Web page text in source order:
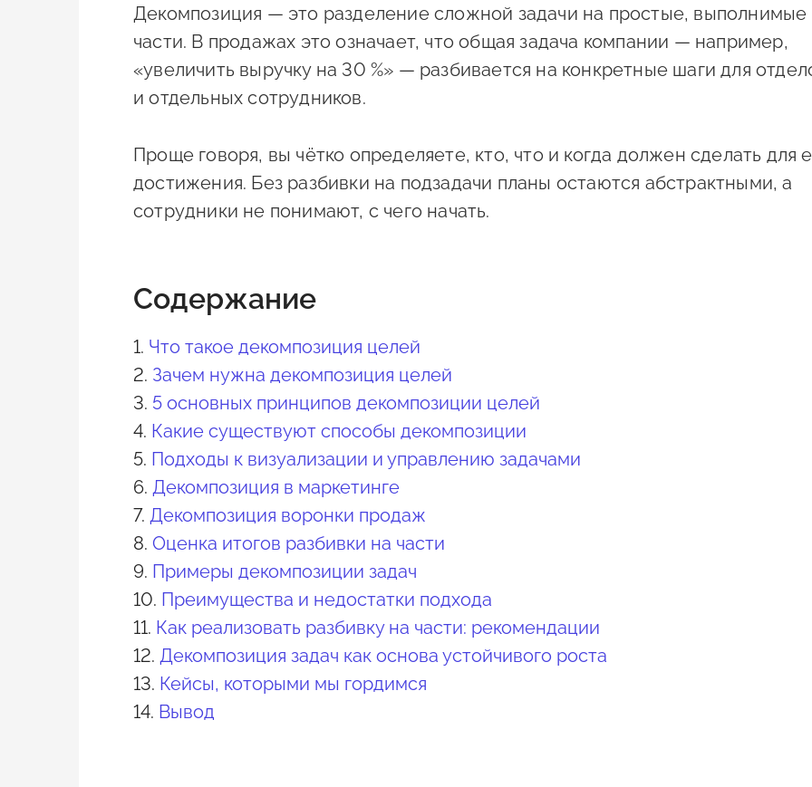
Декомпозиция — это разделение сложной задачи на простые, выполнимые
части. В продажах это означает, что общая задача компании — например,
«увеличить выручку на 30 %» — разбивается на конкретные шаги для
и отдельных сотрудников.
Проще говоря, вы чётко определяете, кто, что и когда должен сделать для
достижения. Без разбивки на подзадачи планы остаются абстрактными, а
сотрудники не понимают, с чего начать.
Содержание
1. Что такое декомпозиция целей
2. Зачем нужна декомпозиция целей
3. 5 основных принципов декомпозиции целей
4. Какие существуют способы декомпозиции
5. Подходы к визуализации и управлению задачами
6. Декомпозиция в маркетинге
7. Декомпозиция воронки продаж
8. Оценка итогов разбивки на части
9. Примеры декомпозиции задач
10. Преимущества и недостатки подхода
11. Как реализовать разбивку на части: рекомендации
12. Декомпозиция задач как основа устойчивого роста
13. Кейсы, которыми мы гордимся
14. Вывод